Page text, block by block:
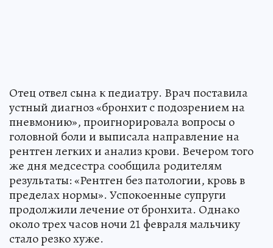
Отец отвел сына к педиатру. Врач поставила
устный диагноз «бронхит с подозрением на
пневмонию», проигнорировала вопросы о
головной боли и выписала направление на
рентген легких и анализ крови. Вечером того
же дня медсестра сообщила родителям
результаты: «Рентген без патологии, кровь в
пределах нормы». Успокоенные супруги
продолжили лечение от бронхита. Однако
около трех часов ночи 21 февраля мальчику
стало резко хуже.